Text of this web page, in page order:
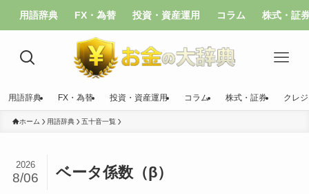
用語辞典 FX・為替 投資・資産運用 コラム 株式・証
用語辞典 FX・為替 投資・資産運用 コラム 株式・証券 クレ
ホーム 用語辞典 五十音一覧
ベータ係数（β）
2026
8/06